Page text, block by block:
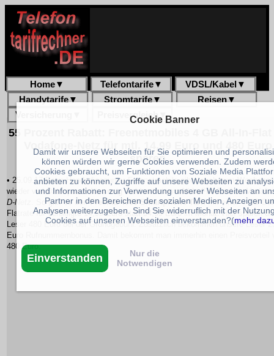
Home▼ Telefontarife▼ VDSL/Kabel ▼
Handytarife▼ Stromtarife▼ Reisen▼
Versicherung
Preisvergleich ▼
55 Prozent Rabatt: Freenetmobiles 4 GB All-In-Flat
Vodafone-Netz für mtl. 14,99 Euro und 480 Euro
sparen
• 25.09.17 Beim Handydiscounter Freenetmobile gibts auch zum
wieder viel Datenpower für wenig Geld mit einem All-In-Flat Tarif im
D-Netz
. So gibt es denFreeflat 4000 Smartphone Tarifmit einer 4 GB
Flatrate für verbilligte 14,99 Euro statt 34,99 Euro im Monat. Hier sparen
Leser 480 Euro bei der Grundgebühr. Zusätzlich bekommen unsere Leser
Euro Rufnummernbonus. Damit bekommt man immerhin einen Preisvorteil
480 Euro.
Cookie Banner
Damit wir unsere Webseiten für Sie optimieren und
können würden wir gerne Cookies verwenden. Zudem
Cookies gebraucht, um Funktionen von Soziale Media
anbieten zu können, Zugriffe auf unsere Webseiten zu
und Informationen zur Verwendung unserer Webseiten an
Partner in den Bereichen der sozialen Medien, Anzeigen
Analysen weiterzugeben. Sind Sie widerruflich mit der
Cookies auf unseren Webseiten einverstanden?(mehr
Einverstanden
Nur die
Notwendigen